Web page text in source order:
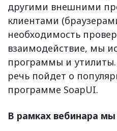
другими внешними
клиентами
необходимость
взаимодействие, мы
программы и
речь пойдет о
программе SoapUI.
В рамках вебинара